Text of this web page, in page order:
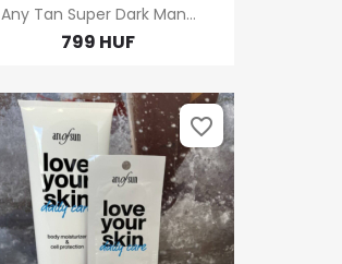
Any Tan Super Dark Man...
799 HUF
favorite_border